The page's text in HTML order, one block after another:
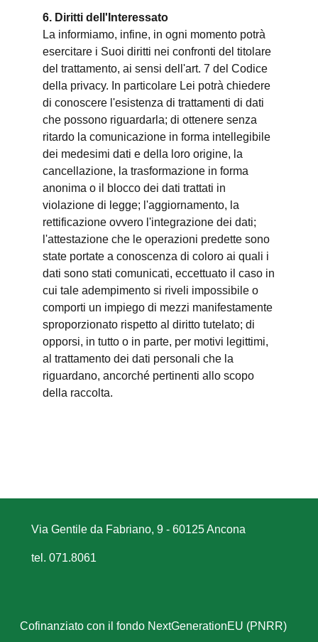
6. Diritti dell'Interessato
La informiamo, infine, in ogni momento potrà
esercitare i Suoi diritti nei confronti del titolare
del trattamento, ai sensi dell'art. 7 del Codice
della privacy. In particolare Lei potrà chiedere
di conoscere l'esistenza di trattamenti di dati
che possono riguardarla; di ottenere senza
ritardo la comunicazione in forma intellegibile
dei medesimi dati e della loro origine, la
cancellazione, la trasformazione in forma
anonima o il blocco dei dati trattati in
violazione di legge; l'aggiornamento, la
rettificazione ovvero l'integrazione dei dati;
l'attestazione che le operazioni predette sono
state portate a conoscenza di coloro ai quali i
dati sono stati comunicati, eccettuato il caso in
cui tale adempimento si riveli impossibile o
comporti un impiego di mezzi manifestamente
sproporzionato rispetto al diritto tutelato; di
opporsi, in tutto o in parte, per motivi legittimi,
al trattamento dei dati personali che la
riguardano, ancorché pertinenti allo scopo
della raccolta.
Via Gentile da Fabriano, 9 - 60125 Ancona
tel. 071.8061
Cofinanziato con il fondo NextGenerationEU (PNRR)